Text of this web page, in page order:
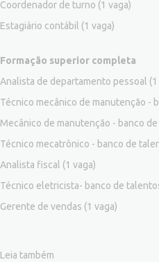
Coordenador de turno (1 vaga)
Estagiário contábil (1 vaga)
Formação superior completa
Analista de departamento pessoal
Técnico mecânico de manutenção -
Mecânico de manutenção - banco
Técnico mecatrônico - banco de
Analista fiscal (1 vaga)
Técnico eletricista- banco de
Gerente de vendas (1 vaga)
Leia também